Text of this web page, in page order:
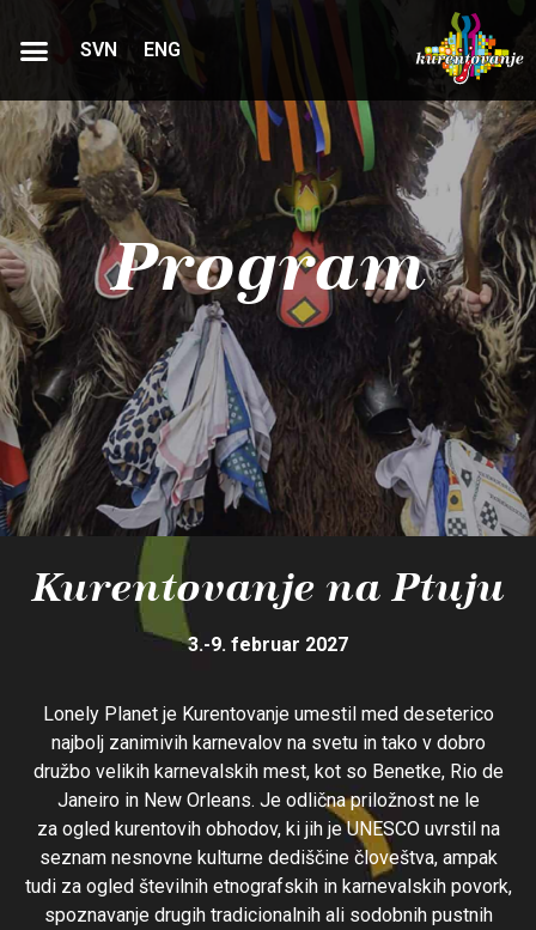
SVN ENG
Program
Kurentovanje na Ptuju
3.-9. februar 2027
Lonely Planet je Kurentovanje umestil med deseterico
najbolj zanimivih karnevalov na svetu in tako v dobro
družbo velikih karnevalskih mest, kot so Benetke, Rio de
Janeiro in New Orleans. Je odlična priložnost ne le
za ogled kurentovih obhodov, ki jih je UNESCO uvrstil na
seznam nesnovne kulturne dediščine človeštva, ampak
tudi za ogled številnih etnografskih in karnevalskih povork,
spoznavanje drugih tradicionalnih ali sodobnih pustnih